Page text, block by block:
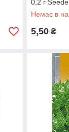
0,2 г
Немає в
5,50 ₴